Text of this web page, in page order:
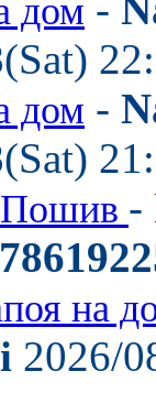
дом
дом -
-
на
2026/